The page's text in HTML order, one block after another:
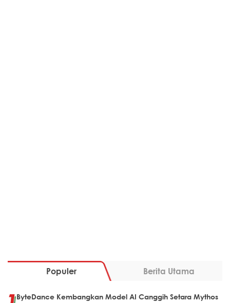
Populer Berita Utama
ByteDance Kembangkan Model AI Canggih Setara Mythos